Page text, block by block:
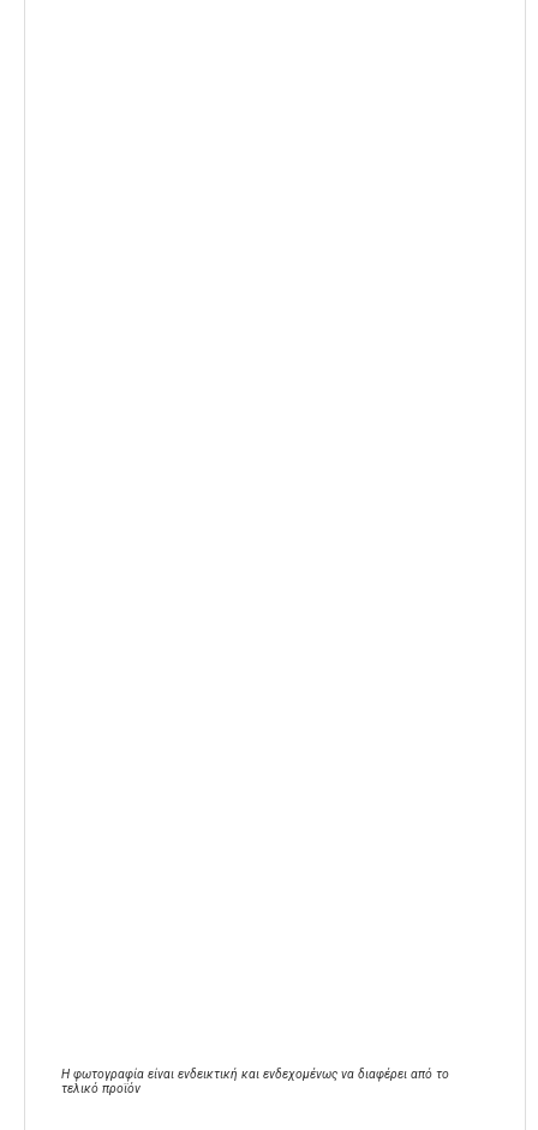
Η φωτογραφία είναι ενδεικτική και ενδεχομένως να διαφέρει από το
τελικό προϊόν